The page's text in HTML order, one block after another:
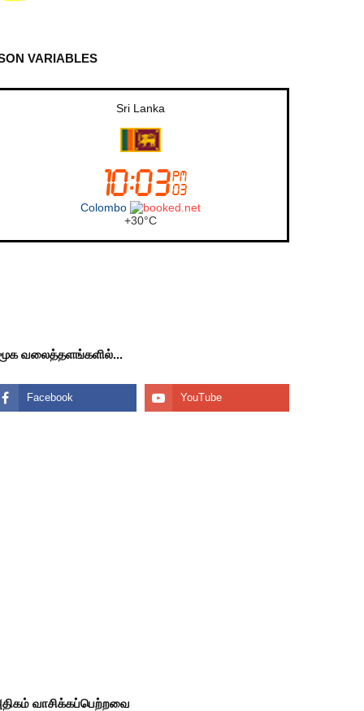
VARIABLES
Canada (Toronto)
Toronto
+27°C
வலைத்தளங்களில்...
வாசிக்கப்பெற்றவை